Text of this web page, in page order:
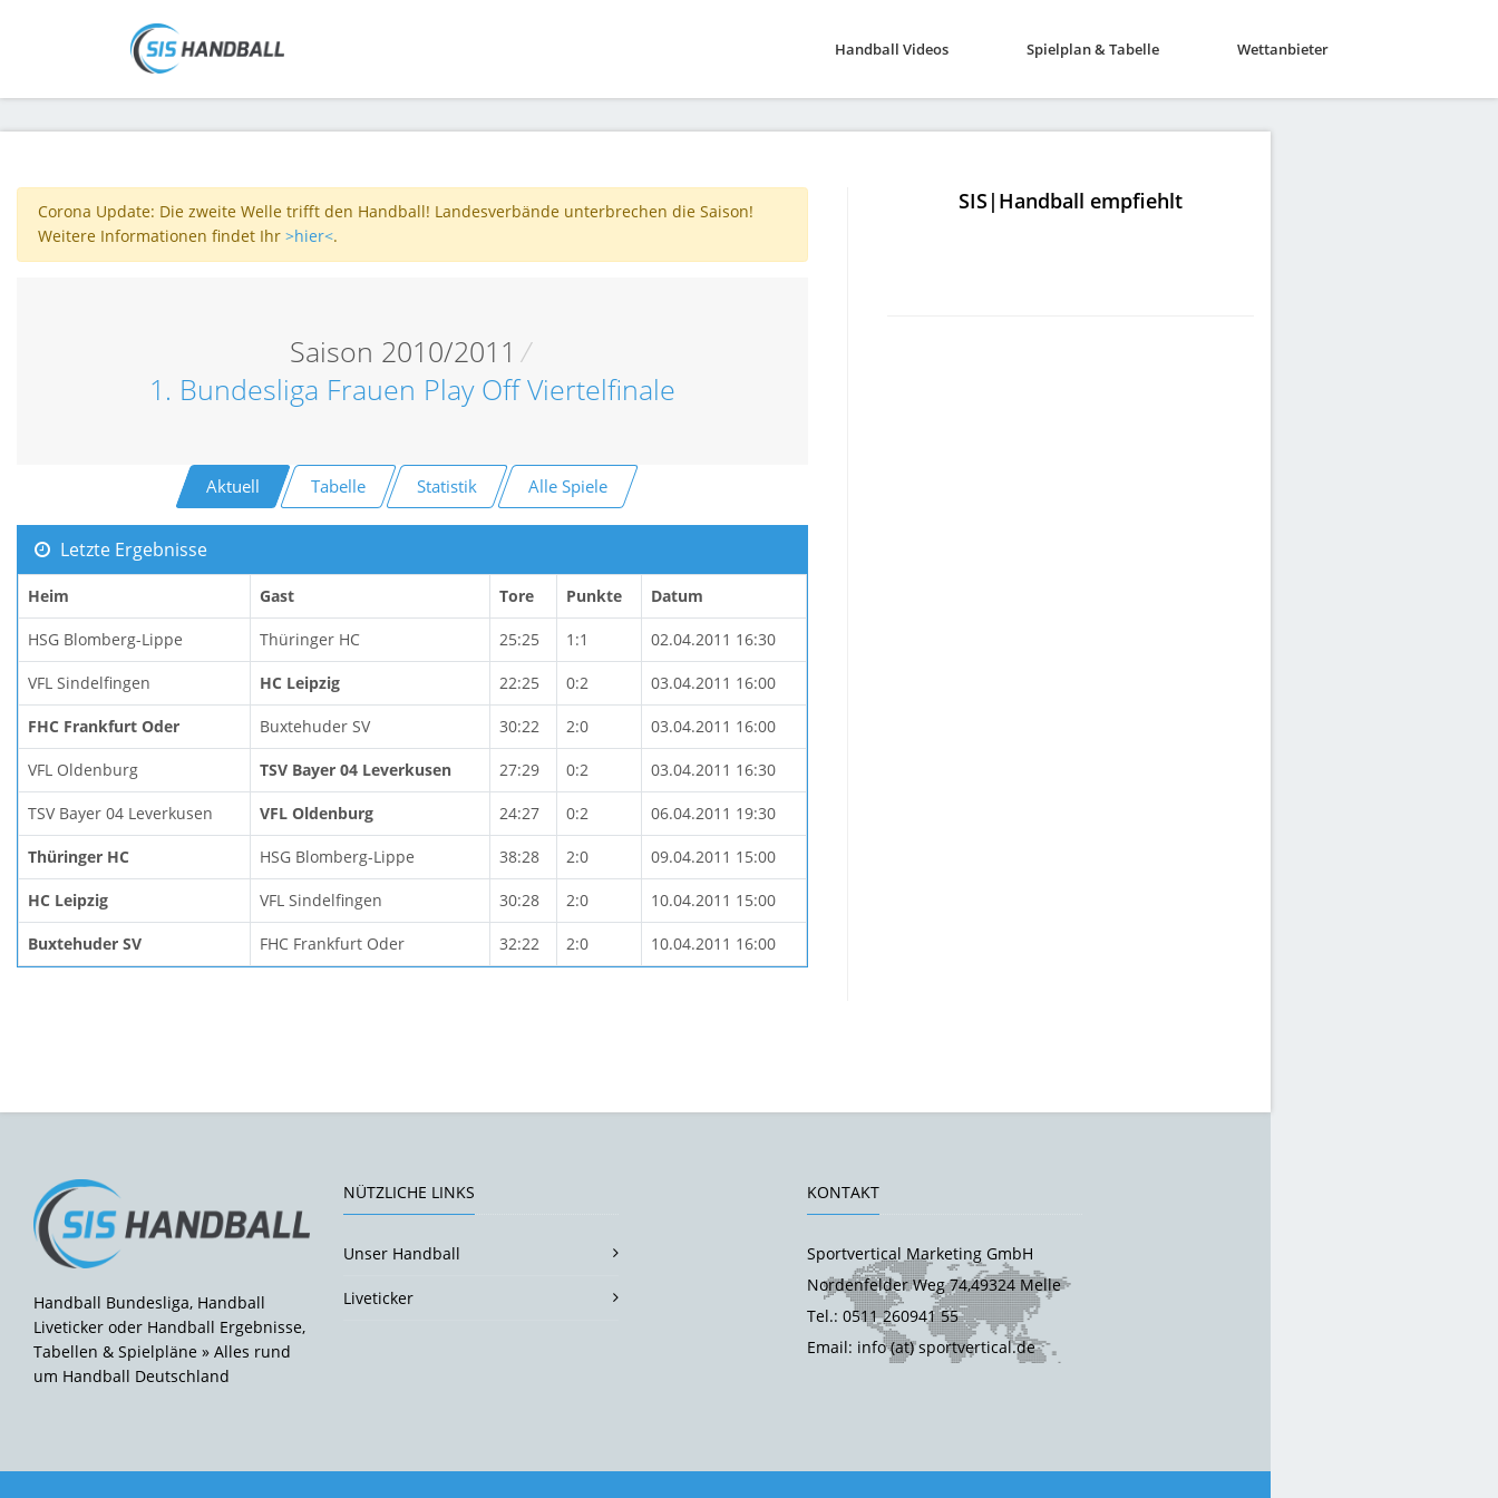
Handball Videos Spielplan & Tabelle Wettanbieter
Corona Update: Die zweite Welle trifft den Handball! Landesverbände unterbrechen die Saison!
Weitere Informationen findet Ihr >hier<.
Saison 2010/2011 /
1. Bundesliga Frauen Play Off Viertelfinale
Aktuell Tabelle Statistik Alle Spiele
Letzte Ergebnisse
Heim Gast Tore Punkte Datum
HSG Blomberg-Lippe Thüringer HC 25:25 1:1 02.04.2011 16:30
VFL Sindelfingen HC Leipzig 22:25 0:2 03.04.2011 16:00
FHC Frankfurt Oder Buxtehuder SV 30:22 2:0 03.04.2011 16:00
VFL Oldenburg TSV Bayer 04 Leverkusen 27:29 0:2 03.04.2011 16:30
TSV Bayer 04 Leverkusen VFL Oldenburg 24:27 0:2 06.04.2011 19:30
Thüringer HC HSG Blomberg-Lippe 38:28 2:0 09.04.2011 15:00
HC Leipzig VFL Sindelfingen 30:28 2:0 10.04.2011 15:00
Buxtehuder SV FHC Frankfurt Oder 32:22 2:0 10.04.2011 16:00
SIS|Handball empfiehlt
Handball Bundesliga, Handball
Liveticker oder Handball Ergebnisse,
Tabellen & Spielpläne » Alles rund
um Handball Deutschland
NÜTZLICHE LINKS
Unser Handball
Liveticker
KONTAKT
Sportvertical Marketing GmbH
Nordenfelder Weg 74,49324 Melle
Tel.: 0511 260941 55
Email: info (at) sportvertical.de